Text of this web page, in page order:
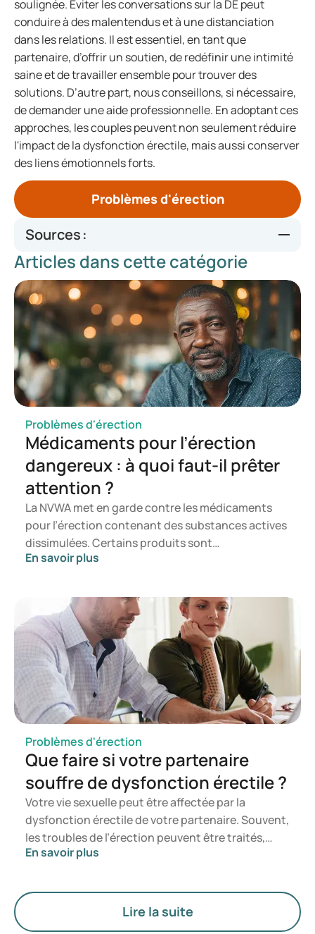
soulignée. Éviter les conversations sur la DE peut
conduire à des malentendus et à une distanciation
dans les relations. Il est essentiel, en tant que
partenaire, d’offrir un soutien, de redéfinir une intimité
saine et de travailler ensemble pour trouver des
solutions. D’autre part, nous conseillons, si nécessaire,
de demander une aide professionnelle. En adoptant ces
approches, les couples peuvent non seulement réduire
l'impact de la dysfonction érectile, mais aussi conserver
des liens émotionnels forts.
Problèmes d'érection
Sources :
https://www.researchgate.net/publication/292944012_Th
e_role_of_the_sexual_partner_in_managing_erectile_dy
sfunction
https://goldenstateurology.com/blog/erectile-dysfunction-
and-relationships/
https://seksualiteit.nl/tips-tools/erectie-oefening/
https://www.thuisarts.nl/seks/ik-wil-weten-hoe-seks-kan-
veranderen-als-ik-ouder-word
https://www.thuisarts.nl/seks/elkaar-strelen-en-
masseren-niet-penis-vagina-anus-en-borsten
Articles dans cette catégorie
Problèmes d'érection
Médicaments pour l’érection
dangereux : à quoi faut-il prêter
attention ?
La NVWA met en garde contre les médicaments
pour l’érection contenant des substances actives
dissimulées. Certains produits sont
commercialisés en ligne comme des
alternatives naturelles, mais renferment des
substances non mentionnées sur l’étiquette. Les
personnes souhaitant traiter des troubles de
l’érection devraient privilégier une approche
médicalement encadrée.
En savoir plus
Problèmes d'érection
Que faire si votre partenaire
souffre de dysfonction érectile ?
Votre vie sexuelle peut être affectée par la
dysfonction érectile de votre partenaire. Souvent,
les troubles de l’érection peuvent être traités,
selon la cause, et il est important de prendre des
manifestation de problèmes de santé sous-
jacents. Dans cet article, nous vous expliquons
comment soutenir votre partenaire.
En savoir plus
Lire la suite